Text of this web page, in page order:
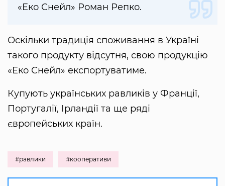
«Еко Снейл» Роман Репко.
Оскільки традиція споживання в Україні
такого продукту відсутня, свою продукцію
«Еко Снейл» експортуватиме.
Купують українських равликів у Франції,
Португалії, Ірландії та ще ряді
європейських країн.
#равлики #кооперативи